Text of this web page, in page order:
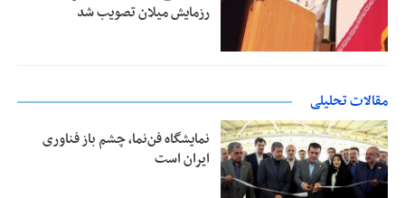
رزمایش میلان تصویب شد
مقالات تحلیلی
نمایشگاه فن‌نما، چشم باز فناوری
ایران است